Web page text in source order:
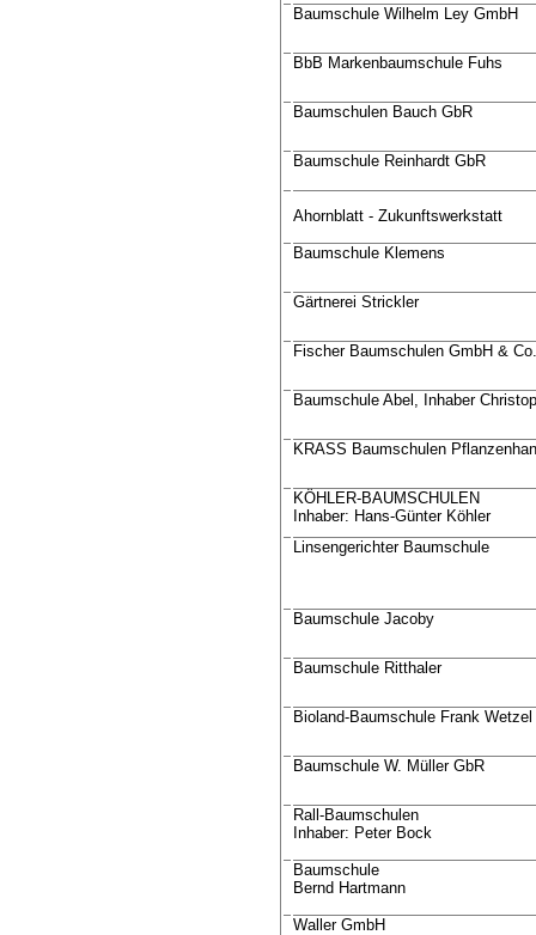
Baumschule Wilhelm Ley GmbH
BbB Markenbaumschule Fuhs
Baumschulen Bauch GbR
Baumschule Reinhardt GbR
Ahornblatt - Zukunftswerkstatt
Baumschule Klemens
Gärtnerei Strickler
Fischer Baumschulen GmbH &
Baumschule Abel, Inhaber
KRASS Baumschulen
KÖHLER-BAUMSCHULEN
Inhaber: Hans-Günter Köhler
Linsengerichter Baumschule
Baumschule Jacoby
Baumschule Ritthaler
Bioland-Baumschule Frank Wetzel
Baumschule W. Müller GbR
Rall-Baumschulen
Inhaber: Peter Bock
Baumschule
Bernd Hartmann
Waller GmbH